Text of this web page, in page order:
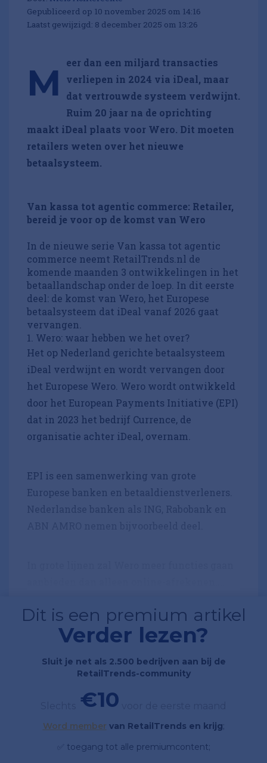
Gepubliceerd op 10 november 2025 om 14:16
Laatst gewijzigd: 8 december 2025 om 13:26
M
eer dan een miljard transacties
verliepen in 2024 via iDeal, maar
dat vertrouwde systeem verdwijnt.
Ruim 20 jaar na de oprichting
maakt iDeal plaats voor Wero. Dit moeten
retailers weten over het nieuwe
betaalsysteem.
Van kassa tot agentic commerce: Retailer,
bereid je voor op de komst van Wero
In de nieuwe serie Van kassa tot agentic
commerce neemt RetailTrends.nl de
komende maanden 3 ontwikkelingen in het
betaallandschap onder de loep. In dit eerste
deel: de komst van Wero, het Europese
betaalsysteem dat iDeal vanaf 2026 gaat
vervangen.
1. Wero: waar hebben we het over?
Het op Nederland gerichte betaalsysteem
iDeal verdwijnt en wordt vervangen door
het Europese Wero. Wero wordt ontwikkeld
door het European Payments Initiative (EPI)
dat in 2023 het bedrijf Currence, de
organisatie achter iDeal, overnam.
EPI is een samenwerking van grote
Europese banken en betaaldienstverleners.
Nederlandse banken als ING, Rabobank en
Dit is een premium artikel
Verder lezen?
Sluit je net als 2.500 bedrijven aan bij de
RetailTrends-community
€10
Word member van RetailTrends en krijg;
✅ toegang tot alle premiumcontent;